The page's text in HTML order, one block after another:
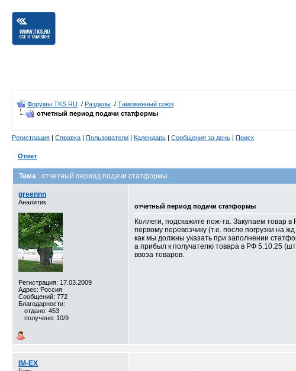
Форумы TKS.RU / Разделы / Таможенный союз
отчетный период подачи статформы
Регистрация | Справка | Пользователи | Календарь | Сообщения за день | Поиск
Ответ
Тема : отчетный период подачи статформы
greennn
Аналитик
Регистрация: 17.03.2009
Адрес: Россия
Сообщений: 772
Благодарности:
отдано: 453
получено: 10/9
отчетный период подачи статформы
Коллеги, подскажите пож-та. Закупаем товар
первому перевозчику (т.е. после погрузки на
как мы должны указать при заполнении
а прибыл к получателю товара в РФ 5.10.25
ввоза товаров.
IM-EX